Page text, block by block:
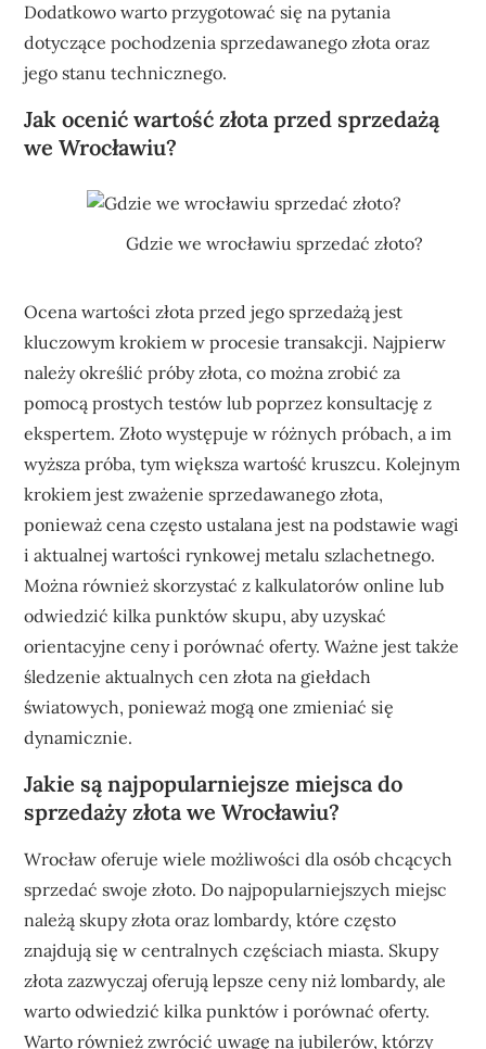
Dodatkowo warto przygotować się na pytania
dotyczące pochodzenia sprzedawanego złota oraz
jego stanu technicznego.
Jak ocenić wartość złota przed sprzedażą
we Wrocławiu?
Gdzie we wrocławiu sprzedać złoto?
Ocena wartości złota przed jego sprzedażą jest
kluczowym krokiem w procesie transakcji. Najpierw
należy określić próby złota, co można zrobić za
pomocą prostych testów lub poprzez konsultację z
ekspertem. Złoto występuje w różnych próbach, a im
wyższa próba, tym większa wartość kruszcu. Kolejnym
krokiem jest zważenie sprzedawanego złota,
ponieważ cena często ustalana jest na podstawie wagi
i aktualnej wartości rynkowej metalu szlachetnego.
Można również skorzystać z kalkulatorów online lub
odwiedzić kilka punktów skupu, aby uzyskać
orientacyjne ceny i porównać oferty. Ważne jest także
śledzenie aktualnych cen złota na giełdach
światowych, ponieważ mogą one zmieniać się
dynamicznie.
Jakie są najpopularniejsze miejsca do
sprzedaży złota we Wrocławiu?
Wrocław oferuje wiele możliwości dla osób chcących
sprzedać swoje złoto. Do najpopularniejszych miejsc
należą skupy złota oraz lombardy, które często
znajdują się w centralnych częściach miasta. Skupy
złota zazwyczaj oferują lepsze ceny niż lombardy, ale
warto odwiedzić kilka punktów i porównać oferty.
Warto również zwrócić uwagę na jubilerów, którzy